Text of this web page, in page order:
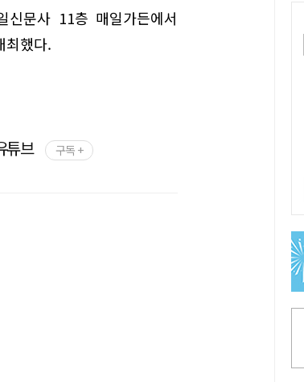
신문사 11층 매일가든에서
최했다.
튜브 구독 +